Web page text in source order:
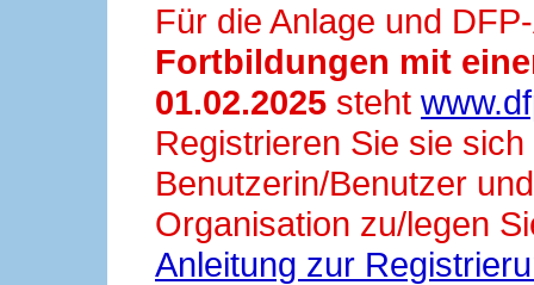
Für die Anlage und
Fortbildungen mit
01.02.2025 steht
Registrieren Sie sie
Benutzerin/Benutzer
Organisation zu/legen
Anleitung zur